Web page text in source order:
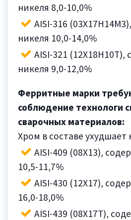
никеля 8,0-10,0%
AISI-316
никеля 10,0-14,0%
AISI-321 (12Х18Н10Т),
никеля 9,0-12,0%
Ферритные марки
соблюдение технологи
сварочных материалов:
Хром в составе ухудшает
AISI-409 (08Х13),
10,5-11,7%
AISI-430 (12Х17),
16,0-18,0%
AISI-439 (08Х17Т),